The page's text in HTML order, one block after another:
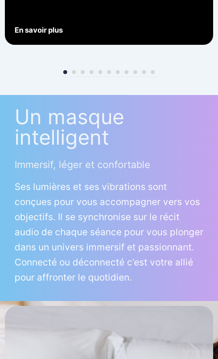
En savoir plus
Un masque
intelligent
Immersif, léger et confortable
Ses lumières et ses vibrations sont
conçues pour vous accompagner vers vos
objectifs. Il se synchronise sur le récit
audio de chaque séance pour vous plonger
dans un univers immersif et passionnant.
Connecté ou déconnecté c’est votre allié
pour affronter le quotidien.